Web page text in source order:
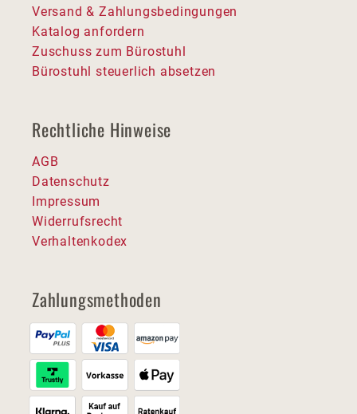
Versand & Zahlungsbedingungen
Katalog anfordern
Zuschuss zum Bürostuhl
Bürostuhl steuerlich absetzen
Rechtliche Hinweise
AGB
Datenschutz
Impressum
Widerrufsrecht
Verhaltenkodex
Zahlungsmethoden